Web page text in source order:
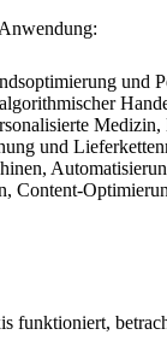
und
und
Content-
funktioniert,